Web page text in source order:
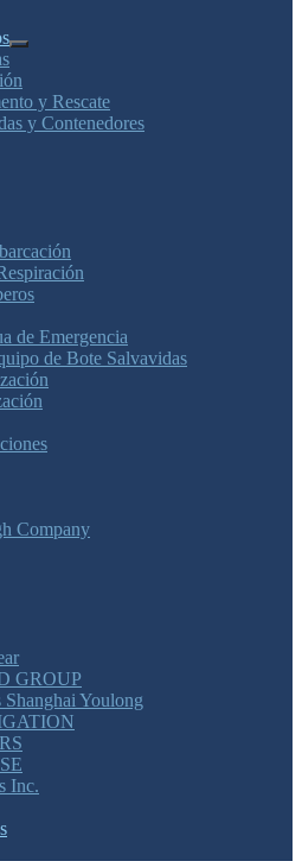
y Rescate
y Contenedores
de Emergencia
de Bote Salvavidas
Company
GROUP
Youlong
Inc.